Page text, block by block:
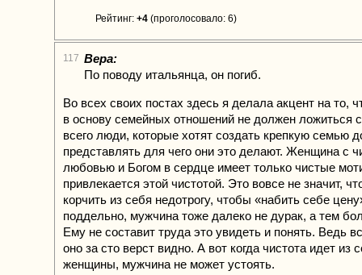
Рейтинг: +4 (проголосовало: 6)
117 Вера:
По поводу итальянца, он погиб.
Во всех своих постах здесь я делала акцент на то,
в основу семейных отношений не должен ложиться
всего люди, которые хотят создать крепкую семью
представлять для чего они это делают. Женщина с
любовью и Богом в сердце имеет только чистые
привлекается этой чистотой. Это вовсе не значит,
корчить из себя недотрогу, чтобы «набить себе
поддельно, мужчина тоже далеко не дурак, а тем
Ему не составит труда это увидеть и понять. Ведь
оно за сто верст видно. А вот когда чистота идет из
женщины, мужчина не может устоять.